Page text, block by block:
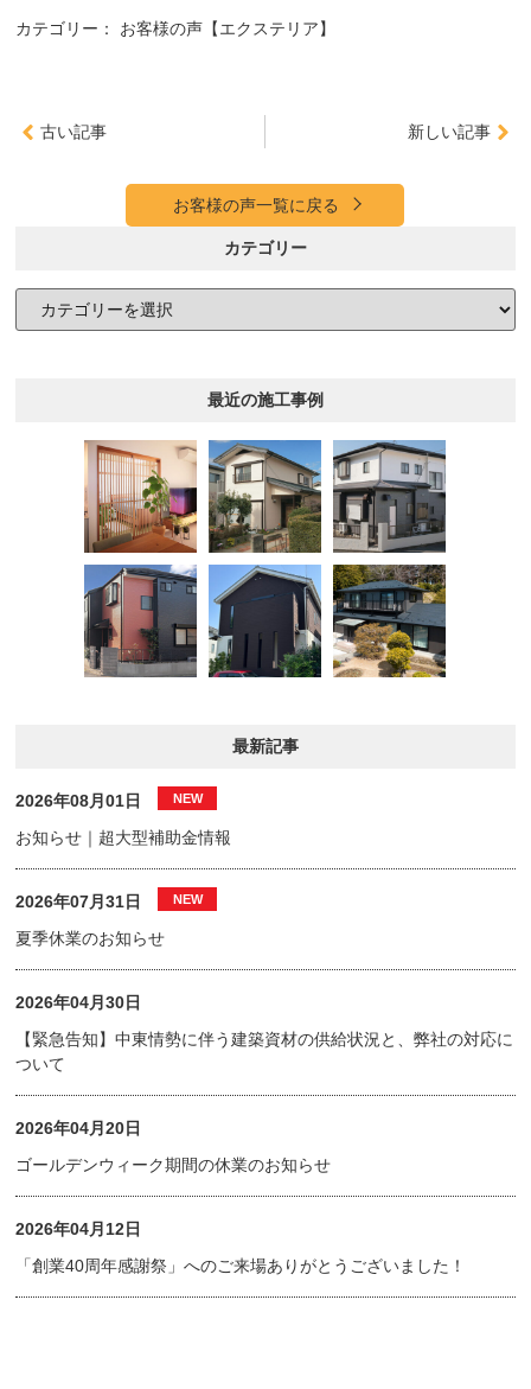
カテゴリー： お客様の声【エクステリア】
古い記事 新しい記事
お客様の声一覧に戻る
カテゴリー
最近の施工事例
最新記事
2026年08月01日
お知らせ｜超大型補助金情報
2026年07月31日
夏季休業のお知らせ
2026年04月30日
【緊急告知】中東情勢に伴う建築資材の供給状況と、弊社の対応に
ついて
2026年04月20日
ゴールデンウィーク期間の休業のお知らせ
2026年04月12日
「創業40周年感謝祭」へのご来場ありがとうございました！